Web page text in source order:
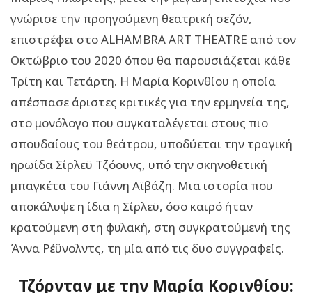
γνώρισε την προηγούμενη θεατρική σεζόν,
επιστρέφει στο ALHAMBRA ART THEATRE από τον
Οκτώβριο του 2020 όπου θα παρουσιάζεται κάθε
Τρίτη και Τετάρτη. Η Μαρία Κορινθίου η οποία
απέσπασε άριστες κριτικές για την ερμηνεία της,
στο μονόλογο που συγκαταλέγεται στους πιο
σπουδαίους του θεάτρου, υποδύεται την τραγική
ηρωίδα Σίρλεϋ Τζόουνς, υπό την σκηνοθετική
μπαγκέτα του Γιάννη Αϊβάζη. Μια ιστορία που
αποκάλυψε η ίδια η Σίρλεϋ, όσο καιρό ήταν
κρατούμενη στη φυλακή, στη συγκρατούμενή της
Άννα Ρέϋνολντς, τη μία από τις δυο συγγραφείς.
Τζόρνταν με την Μαρία Κορινθίου: